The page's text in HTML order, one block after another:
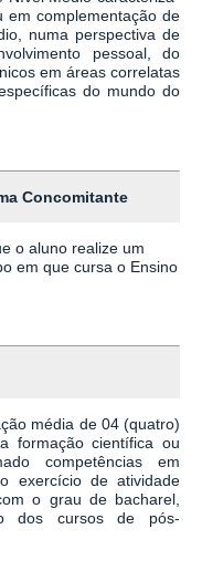
em complementação de
numa perspectiva de
pessoal, do
em áreas correlatas
do mundo do
Concomitante
o aluno realize um
em que cursa o Ensino
média de 04 (quatro)
formação científica ou
competências em
exercício de atividade
o grau de bacharel,
dos cursos de pós-